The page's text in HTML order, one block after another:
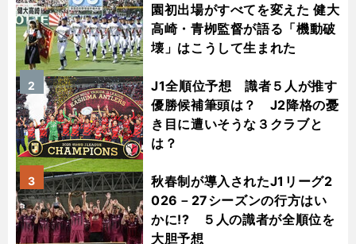
園初出場がすべてを変えた 健大
高崎・青栁監督が語る「機動破
壊」はこうして生まれた
J1全順位予想 識者５人が推す
優勝候補筆頭は？ J2降格の憂
き目に遭いそうな３クラブと
は？
2
秋春制が導入されたJ1リーグ2
026－27シーズンの行方はい
かに!? ５人の識者が全順位を
大胆予想
3